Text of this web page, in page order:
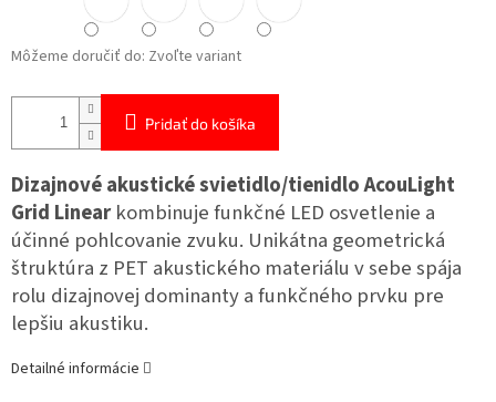
Môžeme doručiť do: Zvoľte variant
Pridať do košíka
Dizajnové akustické svietidlo/tienidlo AcouLight
Grid Linearkombinuje funkčné LED osvetlenie a
účinné pohlcovanie zvuku. Unikátna geometrická
štruktúra z PET akustického materiálu v sebe spája
rolu dizajnovej dominanty a funkčného prvku pre
lepšiu akustiku.
Detailné informácie